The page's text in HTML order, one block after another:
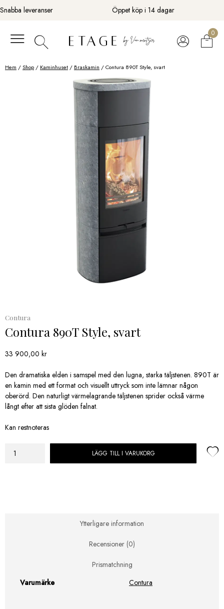
Fortsätt
till
Snabba leveranser Öppet köp i 14 dagar
0
Hem /Shop / Kaminhuset / Braskamin / Contura 890T Style, svart
Contura
Contura 890T Style, svart
33 900,00 kr
Den dramatiska elden i samspel med den lugna, starka täljstenen. 890T är
en kamin med ett format och visuellt uttryck som inte lämnar någon
oberörd. Den naturligt värmelagrande täljstenen sprider också värme
långt efter att sista glöden falnat.
Kan restnoteras
Contura
LÄGG TILL I VARUKORG
Ytterligare information
Recensioner (0)
Prismatchning
Varumärke
Contura